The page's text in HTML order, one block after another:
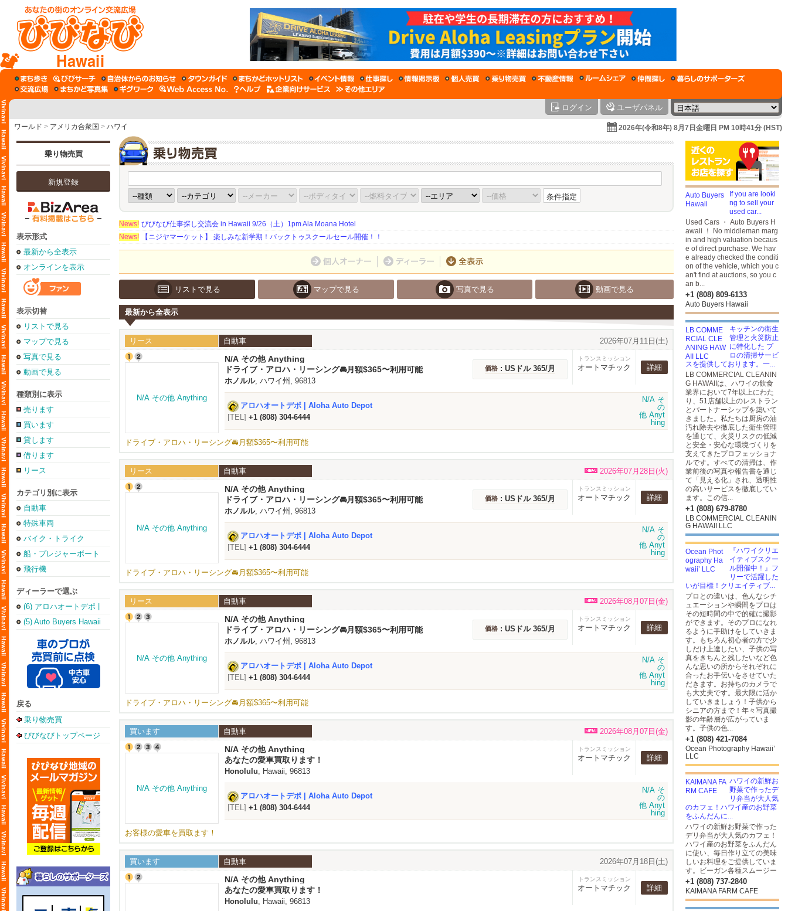
Hawaii
ログイン ユーザパネル
ワールド > アメリカ合衆国 > ハワイ 2026年(令和8年) 8月7日金曜日 PM 10時41分 (HST)
乗り物売買
新規登録
表示形式
最新から全表示
オンラインを表示
表示切替
リストで見る
マップで見る
写真で見る
動画で見る
種類別に表示
売ります
買います
貸します
借ります
リース
カテゴリ別に表示
自動車
特殊車両
バイク・トライク
船・プレジャーボート
飛行機
ディーラーで選ぶ
(6) アロハオートデポ |
Aloha Auto Depot
(5) Auto Buyers Hawaii
戻る
乗り物売買
びびなびトップページ
条件指定
News! びびなび仕事探し交流会 in Hawaii 9/26（土）1pm Ala Moana Hotel
News!
【ニジヤマーケット】 楽しみな新学期！バックトゥスクールセール開催！！
リストで見る マップで見る 写真で見る 動画で見る
最新から全表示
リース 自動車 2026年07月11日(土)
N/A その他 Anything
ドライブ・アロハ・リーシング🚘️月額$365〜利用可能
ホノルル, ハワイ州, 96813
価格 : USドル 365/月
トランスミッション
オートマチック 詳細
アロハオートデポ | Aloha Auto Depot
[TEL] +1 (808) 304-6444
ドライブ・アロハ・リーシング🚘️月額$365〜利用可能
リース 自動車 2026年07月28日(火)
N/A その他 Anything
ドライブ・アロハ・リーシング🚘️月額$365〜利用可能
ホノルル, ハワイ州, 96813
価格 : USドル 365/月
トランスミッション
オートマチック 詳細
アロハオートデポ | Aloha Auto Depot
[TEL] +1 (808) 304-6444
ドライブ・アロハ・リーシング🚘️月額$365〜利用可能
リース 自動車 2026年08月07日(金)
N/A その他 Anything
ドライブ・アロハ・リーシング🚘️月額$365〜利用可能
ホノルル, ハワイ州, 96813
価格 : USドル 365/月
トランスミッション
オートマチック 詳細
アロハオートデポ | Aloha Auto Depot
[TEL] +1 (808) 304-6444
ドライブ・アロハ・リーシング🚘️月額$365〜利用可能
買います 自動車 2026年08月07日(金)
N/A その他 Anything
あなたの愛車買取ります！
Honolulu, Hawaii, 96813
トランスミッション
オートマチック 詳細
アロハオートデポ | Aloha Auto Depot
[TEL] +1 (808) 304-6444
お客様の愛車を買取ます！
買います 自動車 2026年07月18日(土)
N/A その他 Anything
あなたの愛車買取ります！
Honolulu, Hawaii, 96813
トランスミッション
オートマチック 詳細
If you are looki
ng to sell your
used car...
Used Cars ・ Auto Buyers H
awaii ！ No middleman marg
in and high valuation becaus
e of direct purchase. We hav
e already checked the conditi
on of the vehicle, which you c
an't find at auctions, so you c
an b...
+1 (808) 809-6133
Auto Buyers Hawaii
キッチンの衛生
管理と火災防止
に特化した プ
ロの清掃サービ
スを提供しております。一...
LB COMMERCIAL CLEANIN
G HAWAIIは、ハワイの飲食
業界において7年以上にわた
り、51店舗以上のレストラン
とパートナーシップを築いて
きました。私たちは厨房の油
汚れ除去や徹底した衛生管理
を通じて、火災リスクの低減
と安全・安心な環境づくりを
支えてきたプロフェッショナ
ルです。すべての清掃は、作
業前後の写真や報告書を通じ
て「見える化」され、透明性
の高いサービスを徹底してい
ます。この信...
+1 (808) 679-8780
LB COMMERCIAL CLEANIN
G HAWAII LLC
『ハワイクリエ
イティブスクー
ル開催中！』フ
リーで活躍した
いが目標！クリエイティブ...
プロとの違いは、色んなシチ
ュエーションや瞬間をプロは
その短時間の中で的確に撮影
ができます。そのプロになれ
るように手助けをしていきま
す。もちろん初心者の方で少
しだけ上達したい、子供の写
真をきちんと残したいなど色
んな思いの所からそれぞれに
合ったお手伝いをさせていた
だきます。お持ちのカメラで
も大丈夫です。最大限に活か
していきましょう！子供から
シニアの方まで！年々写真撮
影の年齢層が広がっていま
す。子供の色...
+1 (808) 421-7084
Ocean Photography Hawaii’
LLC
ハワイの新鮮お
野菜で作ったデ
リ弁当が大人気
のカフェ！ハワイ産のお野菜
をふんだんに...
ハワイの新鮮お野菜で作った
デリ弁当が大人気のカフェ！
ハワイ産のお野菜をふんだん
に使い、毎日作り立ての美味
しいお料理をご提供していま
す。ビーガン各種スムージー
+1 (808) 737-2840
KAIMANA FARM CAFE